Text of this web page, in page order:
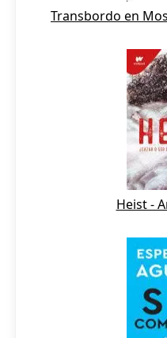
Transbordo en
Heist -